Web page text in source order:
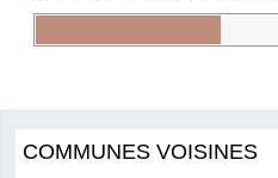
COMMUNES VOISINES